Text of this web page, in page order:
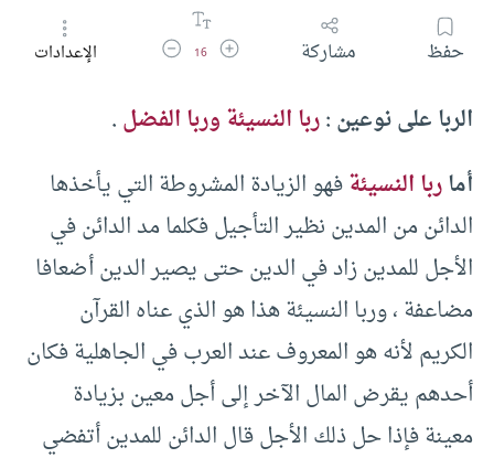
حفظ مشاركة زيادة حجم الخط
16 تقليل حجم الخطالإعدادات
الربا على نوعين :ربا النسيئة وربا الفضل.
أماربا النسيئةفهو الزيادة المشروطة التي يأخذها
الدائن من المدين نظير التأجيل فكلما مد الدائن في
الأجل للمدين زاد في الدين حتى يصير الدين أضعافا
مضاعفة ، وربا النسيئة هذا هو الذي عناه القرآن
الكريم لأنه هو المعروف عند العرب في الجاهلية فكان
أحدهم يقرض المال الآخر إلى أجل معين بزيادة
معينة فإذا حل ذلك الأجل قال الدائن للمدين أتفضي